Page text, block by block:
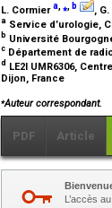
L. Cormiera,⁎, b ,
a Service d’urologie,
b Université
c Département de
d LE2I UMR6306,
Dijon, France
⁎Auteur correspondant.
PDF Article
L’accès